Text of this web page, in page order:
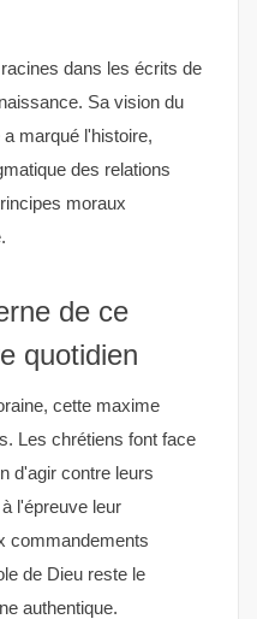
dans les écrits de
Sa vision du
marqué l'histoire,
des relations
moraux
de ce
quotidien
cette maxime
Les chrétiens font face
d'agir contre leurs
l'épreuve leur
commandements
de Dieu reste le
authentique.